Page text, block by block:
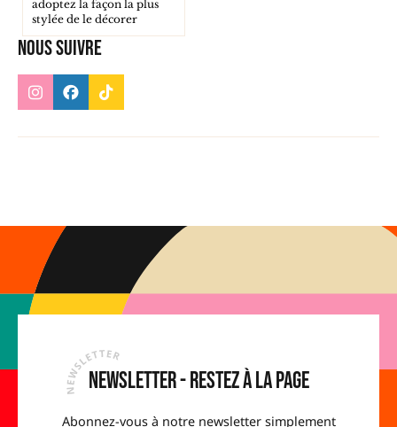
Nous suivre
adoptez la façon la plus
stylée de le décorer
Newsletter - Restez à la page
Abonnez-vous à notre newsletter simplement